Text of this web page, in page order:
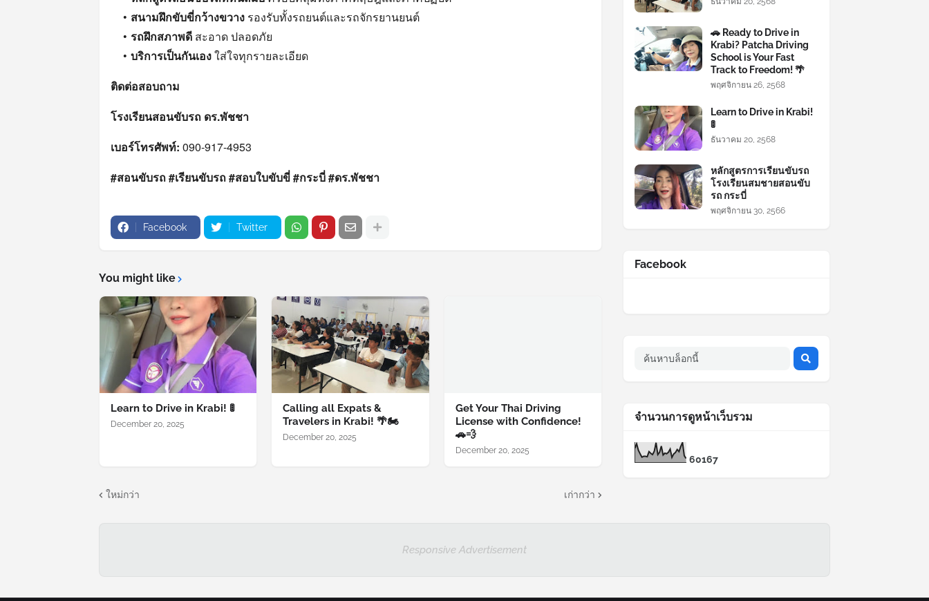
สนามฝึกขับขี่กว้างขวาง รองรับทั้งรถยนต์และรถจักรยานยนต์
รถฝึกสภาพดี สะอาด ปลอดภัย
บริการเป็นกันเองใส่ใจทุกรายละเอียด
ติดต่อสอบถาม
โรงเรียนสอนขับรถ ดร.พัชชา
เบอร์โทรศัพท์: 090-917-4953
#สอนขับรถ #เรียนขับรถ #สอบใบขับขี่ #กระบี่ #ดร.พัชชา
Facebook Twitter
You might like
Learn to Drive in Krabi! 🚦
December 20, 2025
Calling all Expats &
Travelers in Krabi! 🌴🏍️
December 20, 2025
Get Your Thai Driving
License with Confidence!
🚗💨
December 20, 2025
ใหม่กว่า เก่ากว่า
🚗 Ready to Drive in
Krabi? Patcha Driving
School is Your Fast
Track to Freedom! 🌴
พฤศจิกายน 26, 2568
Learn to Drive in Krabi!
🚦
ธันวาคม 20, 2568
หลักสูตรการเรียนขับรถ
โรงเรียนสมชายสอนขับ
รถ กระบี่
พฤศจิกายน 30, 2566
Facebook
จำนวนการดูหน้าเว็บรวม
60167
Responsive Advertisement